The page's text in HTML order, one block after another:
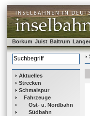
Borkum Juist Baltrum
Aktuelles
Strecken
Schmalspur
Fahrzeuge
Ost- u. Nordbahn
Südbahn